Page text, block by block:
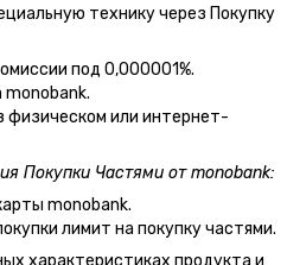
технику через Покупку
под 0,000001%.
monobank.
физическом или интернет-
Покупки Частями от monobank:
monobank.
лимит на покупку частями.